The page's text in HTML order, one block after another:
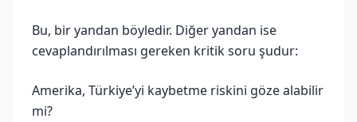
Bu, bir yandan böyledir. Diğer yandan ise
cevaplandırılması gereken kritik soru şudur:
Amerika, Türkiye’yi kaybetme riskini göze alabilir
mi?